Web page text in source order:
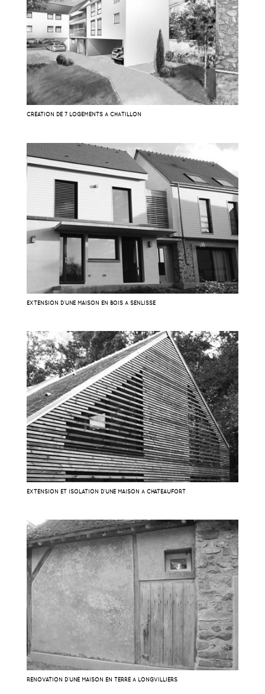
CRÉATION DE 7 LOGEMENTS À CHÂTILLON
EXTENSION D’UNE MAISON EN BOIS À SENLISSE
EXTENSION ET ISOLATION D’UNE MAISON À CHATEAUFORT
RÉNOVATION D’UNE MAISON EN TERRE À LONGVILLIERS